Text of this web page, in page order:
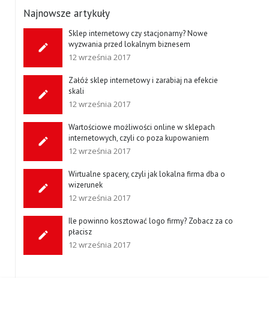
Najnowsze artykuły
Sklep internetowy czy stacjonarny? Nowe
wyzwania przed lokalnym biznesem
12 września 2017
Załóż sklep internetowy i zarabiaj na efekcie
skali
12 września 2017
Wartościowe możliwości online w sklepach
internetowych, czyli co poza kupowaniem
12 września 2017
Wirtualne spacery, czyli jak lokalna firma dba o
wizerunek
12 września 2017
Ile powinno kosztować logo firmy? Zobacz za co
płacisz
12 września 2017